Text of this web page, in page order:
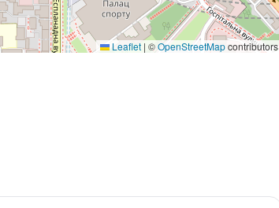
Leaflet | ©OpenStreetMapcontributors